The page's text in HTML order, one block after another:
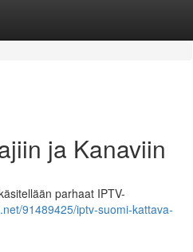
ja Kanaviin
parhaat IPTV-
91489425/iptv-suomi-kattava-